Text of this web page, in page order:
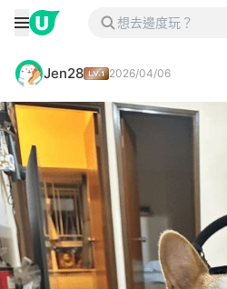
Jen28 2026/04/06